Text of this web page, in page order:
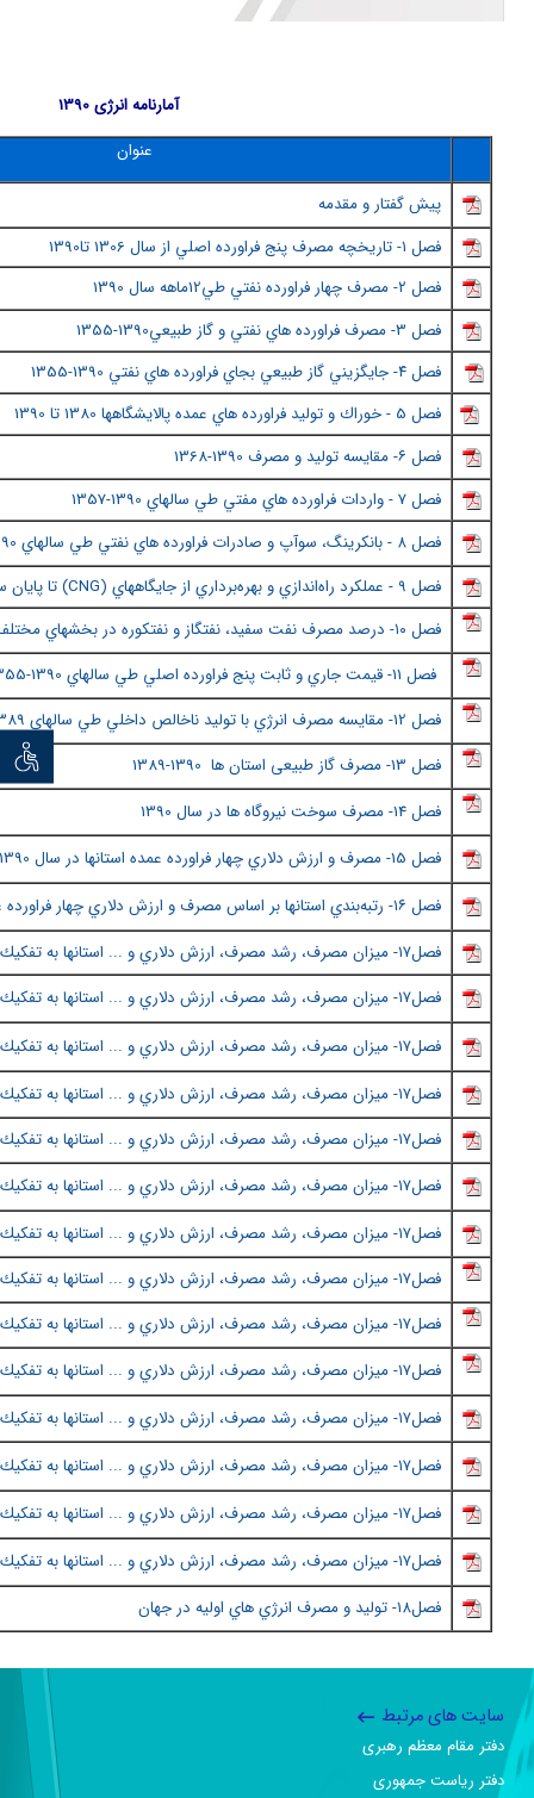
توان
آمارنامه انرژی 1390
عنوان
پيش گفتار و مقدمه
فصل ١- تاريخچه مصرف پنج فراورده اصلي از سال
1306 تا1390
فصل ٢ - مصرف چهار فراورده نفتي طي12ماهه سال 1390
فصل 3- مصرف فراورده هاي نفتي و گاز طبيعي1390-1355
فصل ٤ - جايگزيني گاز طبيعي بجاي فراورده هاي نفتي 1390-1355
فصل 5 - خوراك و توليد فراورده هاي عمده پالايشگاهها 1380 تا 1390
فصل ٦ - مقايسه توليد و مصرف 1390
-1368
فصل 7 - واردات فراورده هاي مفتي طي سالهاي 1390-135
7
فصل ٨
- بانكرينگ، سوآپ و صادرات فراورده هاي نفتي طي سالهاي 1390-1383
فصل 9 - عملكرد راه‌اندازي و بهره‌برداري از جايگاههاي (
CNG) تا پايان
فصل ١٠
- درصد مصرف نفت سفيد، نفتگاز و نفتكوره در بخشهاي مختلف
فصل 11- قيمت جاري و ثابت پنج فراورده اصلي طي سالهاي 1390-1355
فصل 12- مقايسه مصرف انرژي با توليد ناخالص داخلي طي سالهاي 1389-1351
فصل 13- مصرف گاز طبیعی استان ها
1390-1389
فصل14- مصرف سوخت نيروگاه ها در سال 1390
فصل 15- مصرف و ارزش دلاري چهار فراورده عمده استانها در سال 1390
فصل ١٦
- رتبه‌بندي استانها بر اساس مصرف و ارزش دلاري چهار
فصل١٧ - ميزان مصرف، رشد مصرف، ارزش دلاري و ... استانها به
فصل١٧- ميزان مصرف، رشد مصرف، ارزش دلاري و ... استانها به تفكيك شهر - (قسمت دوم)
فصل١٧ -ميزان مصرف، رشد مصرف، ارزش دلاري و ... استانها به
فصل١٧ -ميزان مصرف، رشد مصرف، ارزش دلاري و ... استانها به
فصل١٧ -ميزان مصرف، رشد مصرف، ارزش دلاري و ... استانها به
فصل١٧ -ميزان مصرف، رشد مصرف، ارزش دلاري و ... استانها به
فصل١٧ -ميزان مصرف، رشد مصرف، ارزش دلاري و ... استانها به
فصل١٧ -ميزان مصرف، رشد مصرف، ارزش دلاري و ... استانها به
فصل١٧ -ميزان مصرف، رشد مصرف، ارزش دلاري و ... استانها به
فصل١٧ -ميزان مصرف، رشد مصرف، ارزش دلاري و ... استانها به
فصل١٧ -ميزان مصرف، رشد مصرف، ارزش دلاري و ... استانها به
فصل١٧ -ميزان مصرف، رشد مصرف، ارزش دلاري و ... استانها به
فصل١٧ -ميزان مصرف، رشد مصرف، ارزش دلاري و ... استانها به
فصل١٧ -ميزان مصرف، رشد مصرف، ارزش دلاري و ... استانها به
فصل١٨ - توليد و مصرف انرژي هاي اوليه در جهان
سایت های مرتبط
دفتر مقام معظم رهبری
دفتر ریاست جمهوری